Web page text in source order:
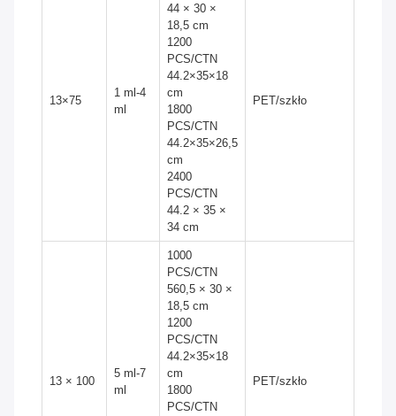
13×75
1 ml-4
ml
44 × 30 ×
18,5 cm
1200
PCS/CTN
44.2×35×18
cm
1800
PCS/CTN
44.2×35×26,5
cm
2400
PCS/CTN
44.2 × 35 ×
34 cm
PET/szkło
13 × 100
5 ml-7
ml
1000
PCS/CTN
560,5 × 30 ×
18,5 cm
1200
PCS/CTN
44.2×35×18
cm
1800
PCS/CTN
PET/szkło